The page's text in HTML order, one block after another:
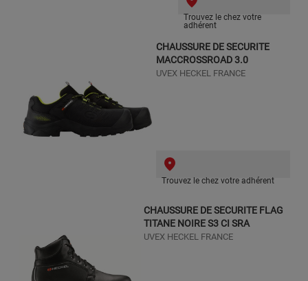
Trouvez le chez votre
adhérent
CHAUSSURE DE SECURITE
MACCROSSROAD 3.0
UVEX HECKEL FRANCE
Trouvez le chez votre adhérent
CHAUSSURE DE SECURITE FLAG
TITANE NOIRE S3 CI SRA
UVEX HECKEL FRANCE